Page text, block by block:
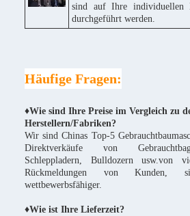
sind auf Ihre individuellen
durchgeführt werden.
Häufige Fragen:
♦Wie sind Ihre Preise im Vergleich zu
Herstellern/Fabriken?
Wir sind Chinas Top-5
Direktverkäufe von
Schleppladern, Bulldozern usw.von
Rückmeldungen von Kunden,
wettbewerbsfähiger.
♦Wie ist Ihre Lieferzeit?